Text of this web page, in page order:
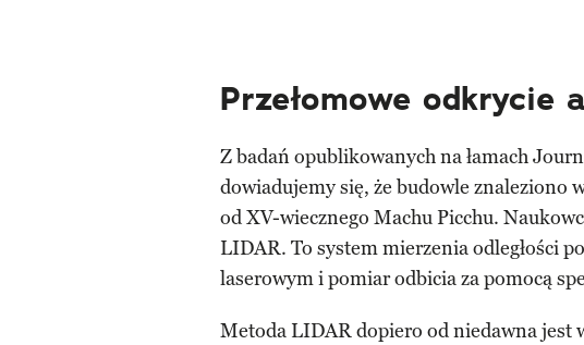
Przełomowe odkrycie
Z badań opublikowanych na łamach
dowiadujemy się, że budowle znaleziono
od XV-wiecznego Machu Picchu.
LIDAR. To system mierzenia odległości
laserowym i pomiar odbicia za pomocą
Metoda LIDAR dopiero od niedawna jest